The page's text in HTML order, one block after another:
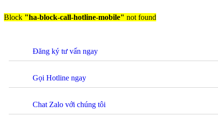
Block "ha-block-call-hotline-mobile" not found
Đăng ký tư vấn ngay
Gọi Hotline ngay
Chat Zalo với chúng tôi